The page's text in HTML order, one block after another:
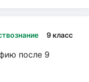
9 класс
после 9